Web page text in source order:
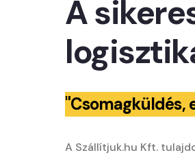
A
"Csomagküldés,
A Szállítjuk.hu Kft.